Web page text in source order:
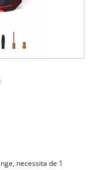
necessita de 1